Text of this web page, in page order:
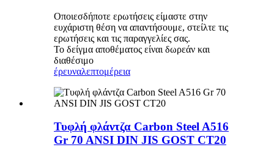
Οποιεσδήποτε ερωτήσεις είμαστε στην
ευχάριστη θέση να απαντήσουμε, στείλτε τις
ερωτήσεις και τις παραγγελίες σας.
Το δείγμα αποθέματος είναι δωρεάν και
διαθέσιμο
έρευναλεπτομέρεια
Τυφλή φλάντζα Carbon Steel A516
Gr 70 ANSI DIN JIS GOST CT20